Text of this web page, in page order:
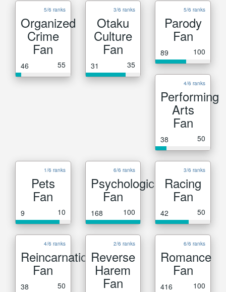
5/6 ranks
Organized
Crime
Fan
46 55
3/6 ranks
Otaku
Culture
Fan
31 35
5/6 ranks
Parody
Fan
89 100
4/6 ranks
Performing
Arts
Fan
38 50
1/6 ranks
Pets
Fan
9 10
6/6 ranks
Psychological
Fan
168 100
3/6 ranks
Racing
Fan
42 50
4/6 ranks
Reincarnation
Fan
38 50
2/6 ranks
Reverse
Harem
Fan
6/6 ranks
Romance
Fan
416 100